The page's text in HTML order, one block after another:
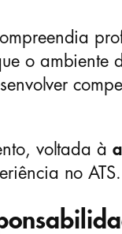
o ambiente
voltada à
no ATS.